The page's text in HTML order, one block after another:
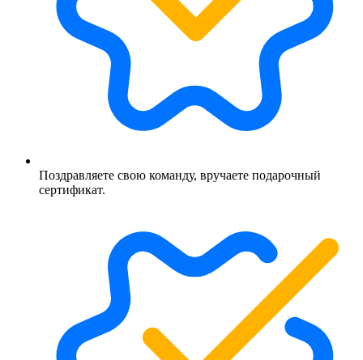
Поздравляете свою команду, вручаете подарочный
сертификат.